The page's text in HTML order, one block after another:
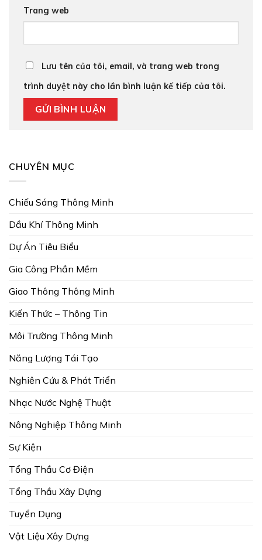
Trang web
Lưu tên của tôi, email, và trang web trong
trình duyệt này cho lần bình luận kế tiếp của tôi.
CHUYÊN MỤC
Chiếu Sáng Thông Minh
Dầu Khí Thông Minh
Dự Án Tiêu Biểu
Gia Công Phần Mềm
Giao Thông Thông Minh
Kiến Thức – Thông Tin
Môi Trường Thông Minh
Năng Lượng Tái Tạo
Nghiên Cứu & Phát Triển
Nhạc Nước Nghệ Thuật
Nông Nghiệp Thông Minh
Sự Kiện
Tổng Thầu Cơ Điện
Tổng Thầu Xây Dựng
Tuyển Dụng
Vật Liệu Xây Dựng